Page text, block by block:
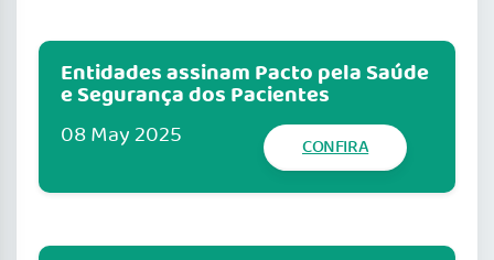
Entidades assinam Pacto pela Saúde
e Segurança dos Pacientes
08 May 2025 CONFIRA